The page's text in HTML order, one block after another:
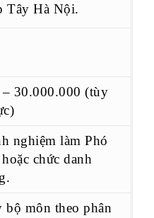
Tây Hà Nội.
30.000.000 (tùy
nghiệm làm Phó
chức danh
bộ môn theo phân